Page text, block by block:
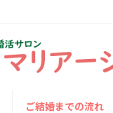
ご結婚までの流れ